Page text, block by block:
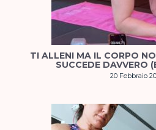
TI ALLENI MA IL CORPO
SUCCEDE DAVVERO
20 Febbraio